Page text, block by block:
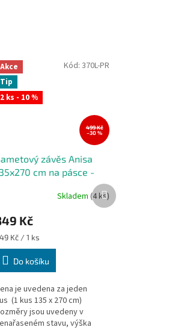
Akce
Tip
2 ks - 10 %
499 Kč
–30 %
závěs Anisa
cm na pásce -
Skladem (4 ks)
Kč
Kč / 1 ks
Do košíku
je uvedena za jeden
(1 kus 135 x 270 cm)
jsou uvedeny v
stavu, výška
Kód: 370L-PR
Další
produkt